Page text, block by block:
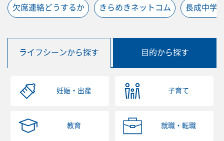
欠席連絡どうするか きらめきネットコム 長成中学
ライフシーンから探す 目的から探す
妊娠・出産 子育て
教育 就職・転職